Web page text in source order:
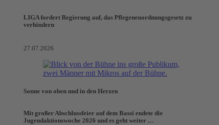
LIGA fordert Regierung auf, das Pflegeneuordnungsgesetz zu
verhindern
27.07.2026
Sonne von oben und in den Herzen
Mit großer Abschlussfeier auf dem Bassi endete die
Jugendaktionswoche 2026 und es geht weiter …